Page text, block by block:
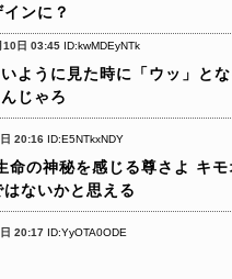
ンに？
10日 03:45 ID:kwMDEyNTk
ように見た時に「ウッ」と
じゃろ
20:16 ID:E5NTkxNDY
命の神秘を感じる尊さよ キ
ないかと思える
20:17 ID:YyOTA0ODE